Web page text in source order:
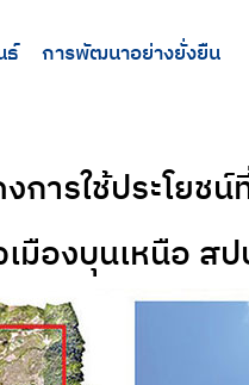
การพัฒนาอย่างยั่งยืน
รใช้ประโยช
มืองบุนเหนือ ส